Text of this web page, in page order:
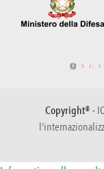
Copyright® -